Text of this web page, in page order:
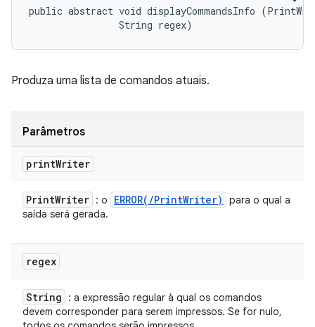
public abstract void displayCommandsInfo
                String regex)
Produza uma lista de comandos atuais.
Parâmetros
printWriter
PrintWriter : o ERROR( /PrintWriter)
para o qual a
saída será gerada.
regex
String
: a expressão regular à qual os comandos
devem corresponder para serem impressos. Se for nulo,